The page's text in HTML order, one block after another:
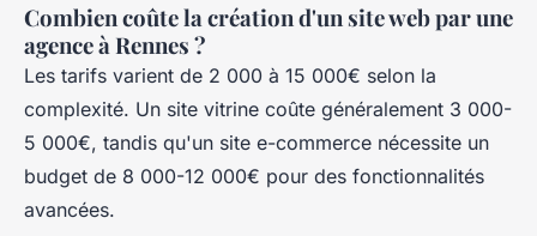
Combien coûte la création d'un site web par une
agence à Rennes ?
Les tarifs varient de 2 000 à 15 000€ selon la
complexité. Un site vitrine coûte généralement 3 000-
5 000€, tandis qu'un site e-commerce nécessite un
budget de 8 000-12 000€ pour des fonctionnalités
avancées.